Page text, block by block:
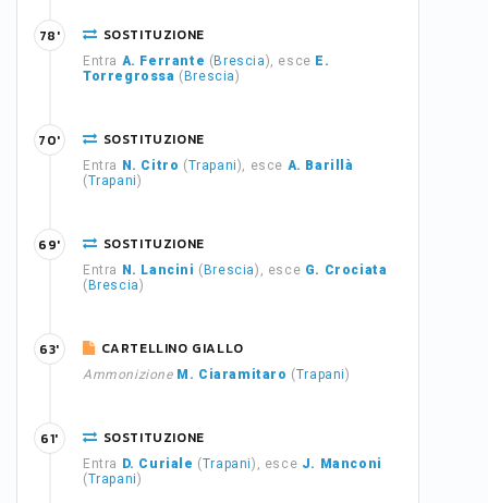
SOSTITUZIONE
Entra A. Ferrante ( Brescia), esce E.
Torregrossa ( Brescia)
78'
SOSTITUZIONE
Entra N. Citro (Trapani), esce A. Barillà
(Trapani)
70'
SOSTITUZIONE
Entra N. Lancini ( Brescia), esce G. Crociata
( Brescia)
69'
CARTELLINO GIALLO
Ammonizione M. Ciaramitaro (Trapani)
63'
SOSTITUZIONE
Entra D. Curiale (Trapani), esce J. Manconi
(Trapani)
61'